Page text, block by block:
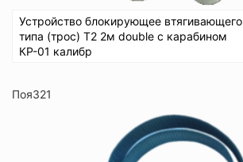
Устройство блокирующее втягивающего
типа (трос) Т2 2м double с карабином
КР-01 калибр
Поя321